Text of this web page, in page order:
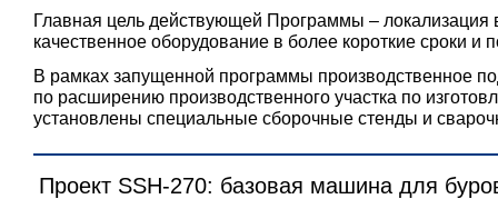
Главная цель действующей Программы – локализация
качественное оборудование в более короткие сроки
В рамках запущенной программы производственное
по расширению производственного участка по
установлены специальные сборочные стенды и
Проект SSH-270: базовая машина для